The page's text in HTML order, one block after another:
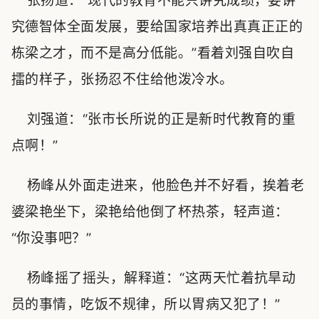
究德智体全面发展，要给国家培养出真真正正的
栋梁之才，而不是高分低能。”看着刘强自吹自
擂的样子，张扬忍不住给他泼冷水。
刘强道：“张市长所说的正是新时代教育的重
点啊！”
杨峰从外面走进来，他脸色并不好看，挨着老
婆梁艳坐下，梁艳给他倒了杯热茶，轻声道：
“你没事吧？”
杨峰摇了摇头，解释道：“这两天忙着抗旱动
员的事情，吃饭不规律，所以胃病又犯了！”